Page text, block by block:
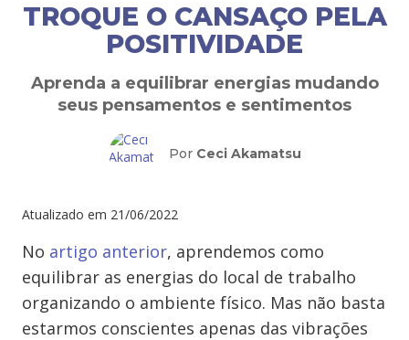
TROQUE O CANSAÇO PELA
POSITIVIDADE
Aprenda a equilibrar energias mudando
seus pensamentos e sentimentos
Por Ceci Akamatsu
Atualizado em 21/06/2022
No artigo anterior, aprendemos como
equilibrar as energias do local de trabalho
organizando o ambiente físico. Mas não basta
estarmos conscientes apenas das vibrações